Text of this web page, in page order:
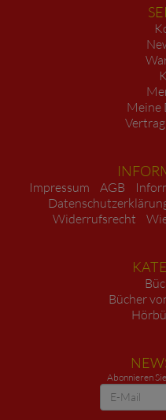
Meine
Impressum AGB
Widerrufsrecht
Bücher
Abonnieren